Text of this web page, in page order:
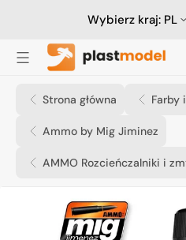
Wybierz kraj: PL
Strona główna Farby
Ammo by Mig Jiminez
AMMO Rozcieńczalniki i